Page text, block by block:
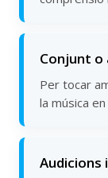
Conjunt o
Per tocar
la música
Audicions